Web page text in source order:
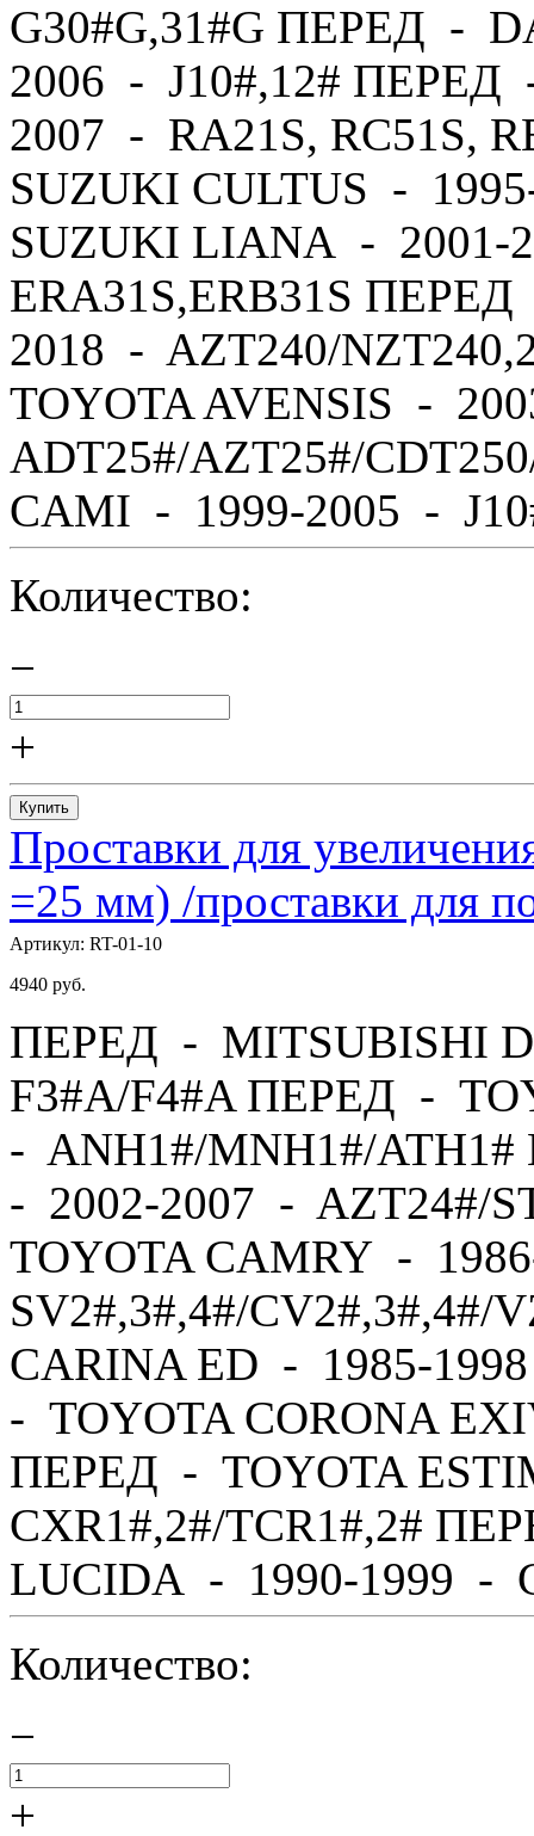
G30#G,31#G ПЕРЕД -
2006 - J10#,12# ПЕРЕД
2007 - RA21S, RC51S,
SUZUKI CULTUS -
SUZUKI LIANA - 2001-
ERA31S,ERB31S
2018 - AZT240/
TOYOTA AVENSIS -
ADT25#/AZT25#/
CAMI - 1999-2005 -
Количество:
−
+
Купить
Проставки для
=25 мм) /проставки для
Артикул: RT-01-10
4940 руб.
ПЕРЕД - MITSUBISHI
F3#A/F4#A ПЕРЕД -
- ANH1#/MNH1#/
- 2002-2007 - AZT24#/
TOYOTA CAMRY -
SV2#,3#,4#/
CARINA ED - 1985-
- TOYOTA CORONA
ПЕРЕД - TOYOTA
CXR1#,2#/TCR1#,2#
LUCIDA - 1990-1999 -
Количество:
−
+